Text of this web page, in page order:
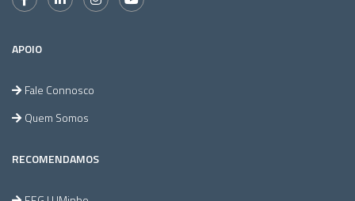
APOIO
Fale Connosco
Quem Somos
RECOMENDAMOS